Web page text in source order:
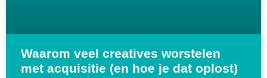
Waarom veel creatives worstelen
met acquisitie (en hoe je dat oplost)